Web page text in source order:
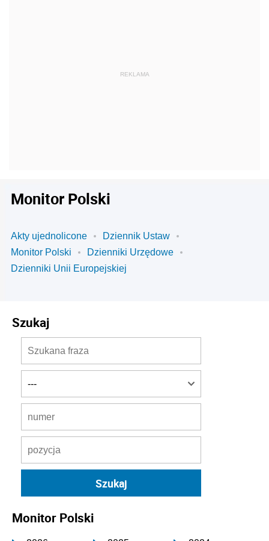
Monitor Polski
Akty ujednolicone
Dziennik Ustaw
Monitor Polski
Dzienniki Urzędowe
Dzienniki Unii Europejskiej
Szukaj
Monitor Polski